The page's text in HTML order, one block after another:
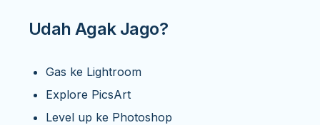
Udah Agak Jago?
Gas ke Lightroom
Explore PicsArt
Level up ke Photoshop